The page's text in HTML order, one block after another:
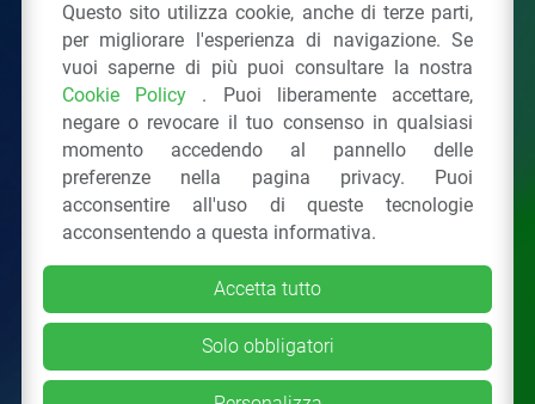
Plastiche da Riciclo
C.F. 97381090154
Via San Vittore 36 20123Milano (MI)
Tel.: 02 43928225.
Tutti i diritti riservati Privacy Policy &Cookie
Questo sito utilizza cookie, anche di terze parti,
per migliorare l'esperienza di navigazione. Se
vuoi saperne di più puoi consultare la nostra
Cookie Policy . Puoi liberamente accettare,
negare o revocare il tuo consenso in qualsiasi
momento accedendo al pannello delle
preferenze nella pagina privacy. Puoi
acconsentire all'uso di queste tecnologie
acconsentendo a questa informativa.
Accetta tutto
Solo obbligatori